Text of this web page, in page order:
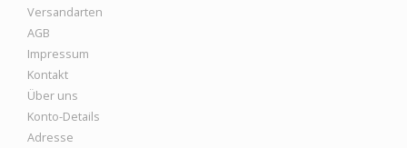
Versandarten
AGB
Impressum
Kontakt
Über uns
Konto-Details
Adresse